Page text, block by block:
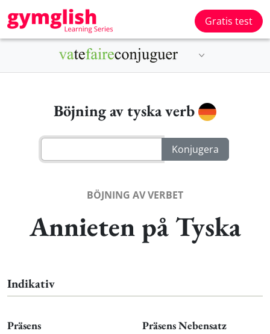
Gratis test
Böjning av tyska verb
BÖJNING AV VERBET
Annieten på Tyska
Indikativ
Präsens Präsens Nebensatz